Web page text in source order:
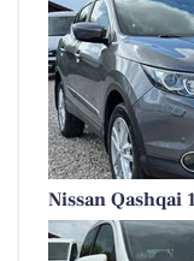
Nissan Qashqai